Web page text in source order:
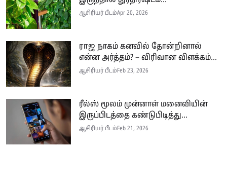
ஆசிரியர் பீடம்Apr 20, 2026
ராஜ நாகம் கனவில் தோன்றினால்
என்ன அர்த்தம்? – விரிவான விளக்கம்...
ஆசிரியர் பீடம்Feb 23, 2026
ரீல்ஸ் மூலம் முன்னாள் மனைவியின்
இருப்பிடத்தை கண்டுபிடித்து...
ஆசிரியர் பீடம்Feb 21, 2026